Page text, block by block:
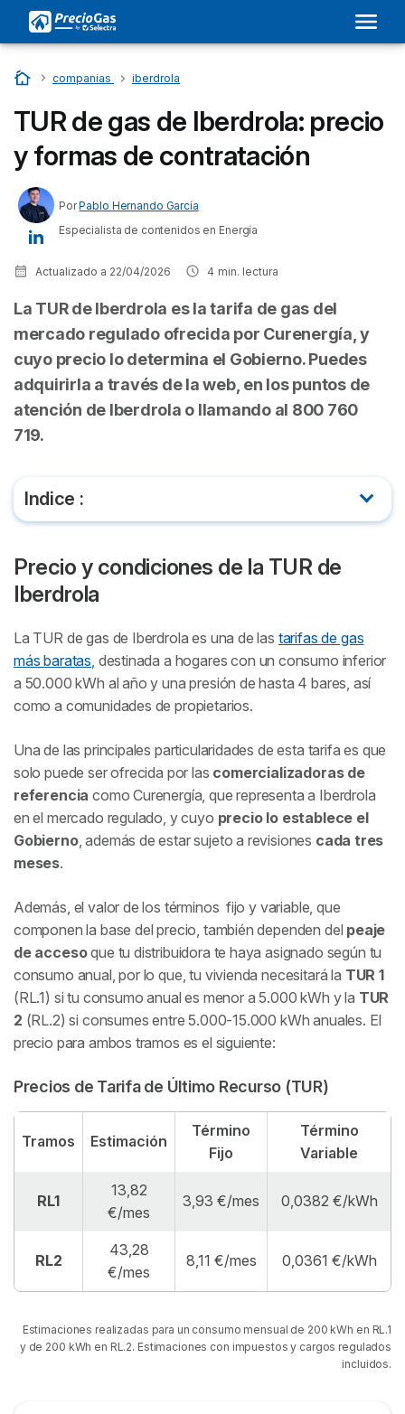
Inicio
…
companias …
iberdrola
TUR de gas de Iberdrola: precio
y formas de contratación
PorPablo Hernando García
Especialista de contenidos en Energía
Actualizado a 22/04/2026 4 min. lectura
La TUR de Iberdrola es la tarifa de gas del
mercado regulado ofrecida por Curenergía, y
cuyo precio lo determina el Gobierno. Puedes
adquirirla a través de la web, en los puntos de
atención de Iberdrola o llamando al 800 760
719.
Indice :
¿TUR de gas de Iberdrola o tarifas del mercado
libre?
Canales para contratar la TUR de gas de Iberdrola
Preguntas frecuentes sobre la TUR de Iberdrola
Precio y condiciones de la TUR de
Iberdrola
La TUR de gas de Iberdrola es una de las tarifas de gas
más baratas , destinada a hogares con un consumo inferior
a 50.000 kWh al año y una presión de hasta 4 bares, así
como a comunidades de propietarios.
Una de las principales particularidades de esta tarifa es que
solo puede ser ofrecida por las comercializadoras de
referencia como Curenergía, que representa a Iberdrola
en el mercado regulado, y cuyo precio lo establece el
Gobierno, además de estar sujeto a revisiones cada tres
meses.
Además, el valor de los términos fijo y variable, que
componen la base del precio, también dependen del peaje
de accesoque tu distribuidora te haya asignado según tu
consumo anual, por lo que, tu vivienda necesitará la TUR 1
(RL.1) si tu consumo anual es menor a 5.000 kWh y la TUR
2 (RL.2) si consumes entre 5.000-15.000 kWh anuales. El
precio para ambos tramos es el siguiente:
Precios de Tarifa de Último Recurso (TUR)
Tramos Estimación
Término
Fijo
Término
Variable
RL1
13,82
€/mes
3,93 €/mes 0,0382 €/kWh
RL2
43,28
€/mes
8,11 €/mes 0,0361 €/kWh
Estimaciones realizadas para un consumo mensual de 200 kWh en RL.1
y de 200 kWh en RL.2. Estimaciones con impuestos y cargos regulados
incluidos.